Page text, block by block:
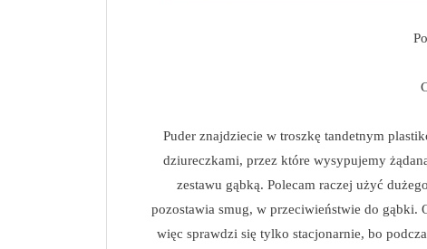
Puder znajdziecie w troszkę tandetnym
dziureczkami, przez które wysypujemy
zestawu gąbką. Polecam raczej użyć
pozostawia smug, w przeciwieństwie do gąbki.
więc sprawdzi się tylko stacjonarnie, bo